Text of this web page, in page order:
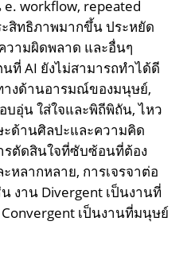
workflow, repeated
สิทธิภาพมากขึ้น ประหยัด
วามผิดพลาด และอื่นๆ
AI ยังไม่สามารถทำได้ดี
างด้านอารมณ์ของมนุษย์,
อุ่น ใส่ใจและพิถีพิถัน, ไหว
ะด้านศิลปะและความคิด
รตัดสินใจที่ซับซ้อนที่ต้อง
หลากหลาย, การเจรจาต่อ
งาน Divergent เป็นงานที่
เป็นงานที่มนุษย์